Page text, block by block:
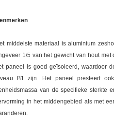
middelste materiaal is aluminium
1/5 van het gewicht van hout
paneel is goed geïsoleerd, waardoor
B1 zijn. Het paneel presteert
van de specifieke sterkte
in het middengebied als met